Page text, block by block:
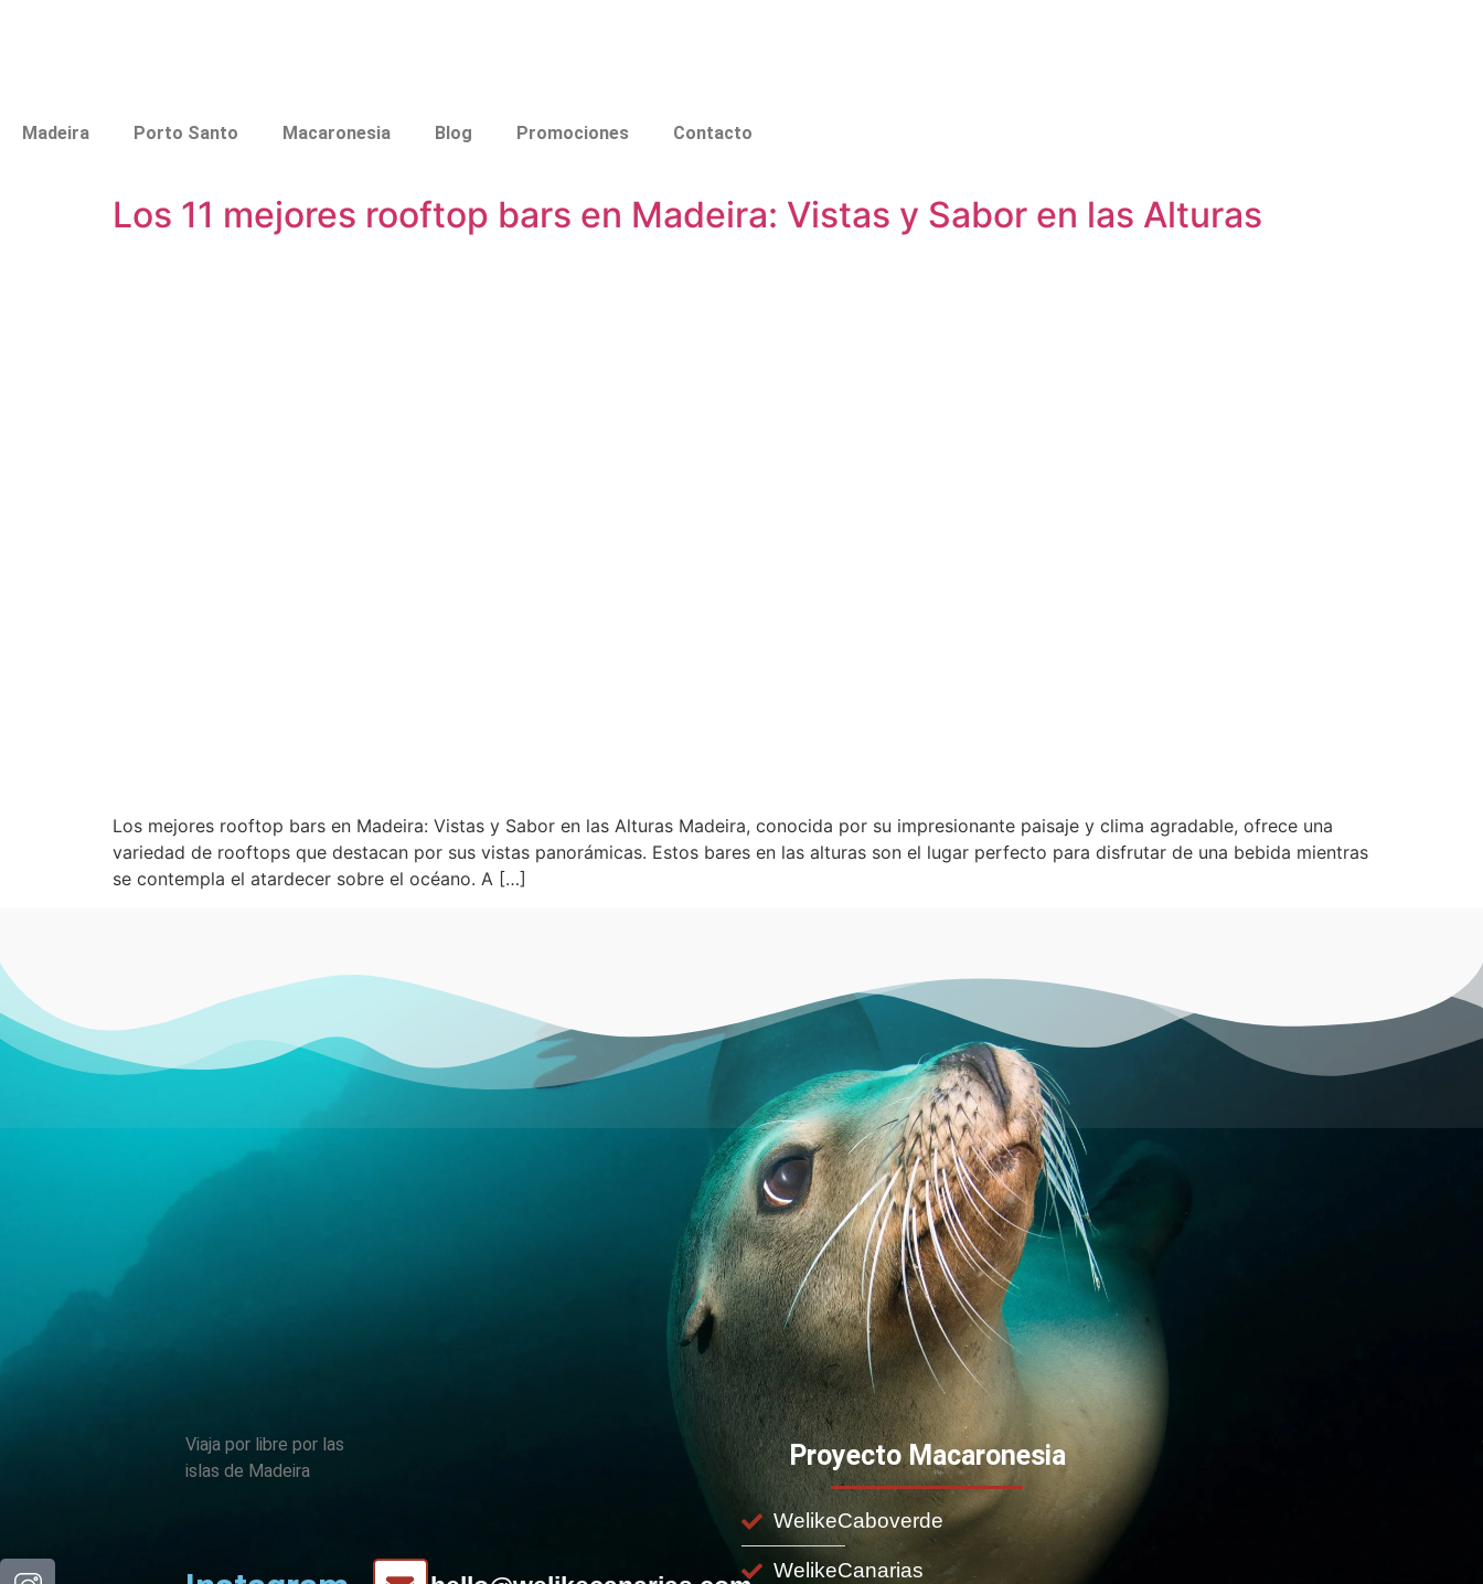
Madeira Porto Santo Macaronesia Blog Promociones Contacto
Los 11 mejores rooftop bars en Madeira: Vistas y Sabor en las Alturas
Los mejores rooftop bars en Madeira: Vistas y Sabor en las Alturas Madeira, conocida por su impresionante paisaje y clima agradable, ofrece una
variedad de rooftops que destacan por sus vistas panorámicas. Estos bares en las alturas son el lugar perfecto para disfrutar de una bebida mientras
se contempla el atardecer sobre el océano. A […]
Viaja por libre por las
islas de Madeira
Proyecto Macaronesia
WelikeCaboverde
WelikeCanarias